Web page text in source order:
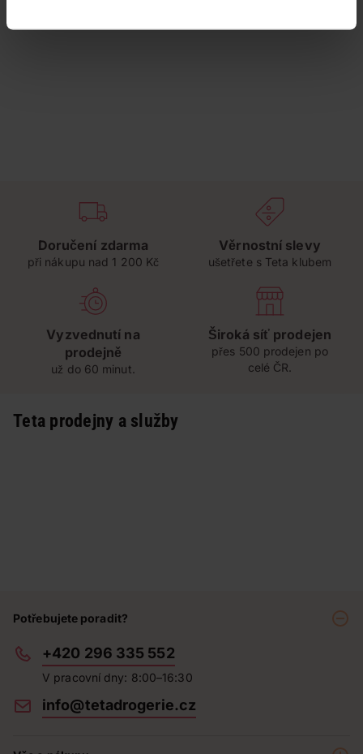
Doručení zdarma
při nákupu nad 1 200 Kč
Věrnostní slevy
ušetřete s Teta klubem
Vyzvednutí na
prodejně
už do 60 minut.
Široká síť prodejen
přes 500 prodejen po
celé ČR.
Teta prodejny a služby
Potřebujete poradit?
+420 296 335 552
V pracovní dny: 8:00–16:30
info@tetadrogerie.cz